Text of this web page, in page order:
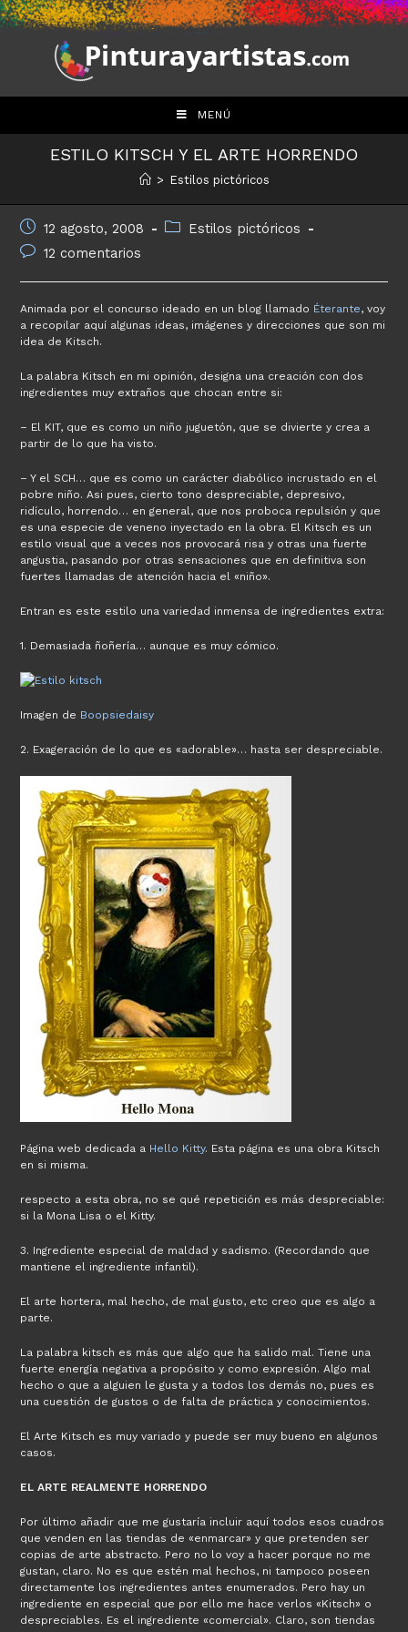
Saltar
al
contenido
MENÚ
ESTILO KITSCH Y EL ARTE HORRENDO
> Estilos pictóricos
Publicación
de
entrada:
12 agosto, 2008
Categoría
entrada:
Estilos pictóricos
Comentarios
entrada:
12 comentarios
Animada por el concurso ideado en un blog llamado Éterante, voy
a recopilar aquí algunas ideas, imágenes y direcciones que son mi
idea de Kitsch.
La palabra Kitsch en mi opinión, designa una creación con dos
ingredientes muy extraños que chocan entre si:
– El KIT, que es como un niño juguetón, que se divierte y crea a
partir de lo que ha visto.
– Y el SCH… que es como un carácter diabólico incrustado en el
pobre niño. Asi pues, cierto tono despreciable, depresivo,
ridículo, horrendo… en general, que nos proboca repulsión y que
es una especie de veneno inyectado en la obra. El Kitsch es un
estilo visual que a veces nos provocará risa y otras una fuerte
angustia, pasando por otras sensaciones que en definitiva son
fuertes llamadas de atención hacia el «niño».
Entran es este estilo una variedad inmensa de ingredientes extra:
1. Demasiada ñoñería… aunque es muy cómico.
Imagen de Boopsiedaisy
2. Exageración de lo que es «adorable»… hasta ser despreciable.
Página web dedicada a Hello Kitty. Esta página es una obra Kitsch
en si misma.
respecto a esta obra, no se qué repetición es más despreciable:
si la Mona Lisa o el Kitty.
3. Ingrediente especial de maldad y sadismo. (Recordando que
mantiene el ingrediente infantil).
El arte hortera, mal hecho, de mal gusto, etc creo que es algo a
parte.
La palabra kitsch es más que algo que ha salido mal. Tiene una
fuerte energía negativa a propósito y como expresión. Algo mal
hecho o que a alguien le gusta y a todos los demás no, pues es
una cuestión de gustos o de falta de práctica y conocimientos.
El Arte Kitsch es muy variado y puede ser muy bueno en algunos
casos.
EL ARTE REALMENTE HORRENDO
Por último añadir que me gustaría incluir aquí todos esos cuadros
que venden en las tiendas de «enmarcar» y que pretenden ser
copias de arte abstracto. Pero no lo voy a hacer porque no me
gustan, claro. No es que estén mal hechos, ni tampoco poseen
directamente los ingredientes antes enumerados. Pero hay un
ingrediente en especial que por ello me hace verlos «Kitsch» o
despreciables. Es el ingrediente «comercial». Claro, son tiendas